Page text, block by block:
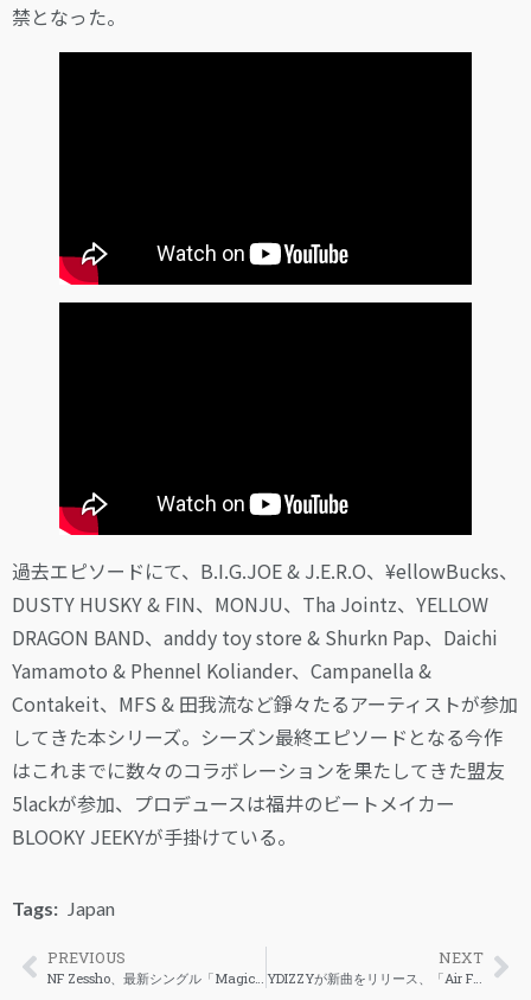
禁となった。
過去エピソードにて、B.I.G.JOE & J.E.R.O、¥ellowBucks、
DUSTY HUSKY & FIN、MONJU、Tha Jointz、YELLOW
DRAGON BAND、anddy toy store & Shurkn Pap、Daichi
Yamamoto & Phennel Koliander、Campanella &
Contakeit、MFS & 田我流など錚々たるアーティストが参加
してきた本シリーズ。シーズン最終エピソードとなる今作
はこれまでに数々のコラボレーションを果たしてきた盟友
5lackが参加、プロデュースは福井のビートメイカー
BLOOKY JEEKYが手掛けている。
Tags: Japan
PREVIOUS NEXT
YDIZZYが新曲をリリース、「Air Force 1」のミュージックビデオも公開